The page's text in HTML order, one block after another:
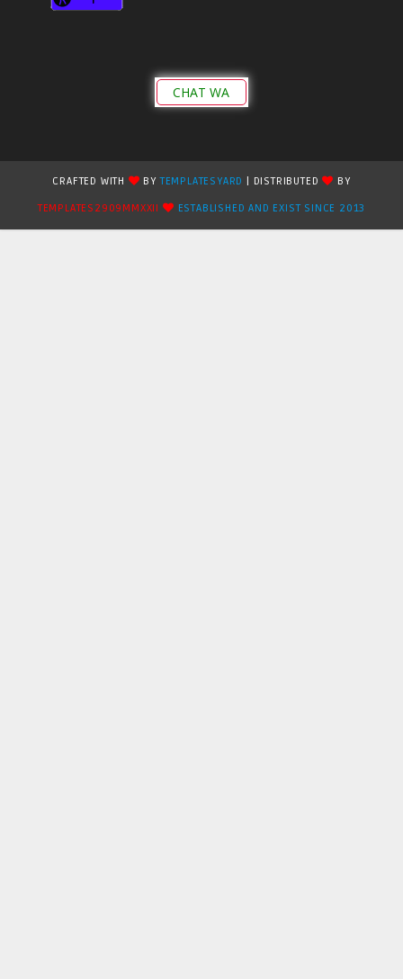
CHAT WA
CRAFTED WITH BYTEMPLATESYARD | DISTRIBUTED
BY
TEMPLATES2909MMXXII
ESTABLISHED AND EXIST SINCE 2013